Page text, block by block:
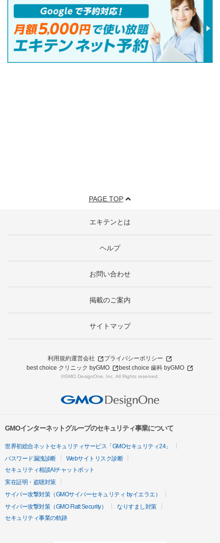
PAGE TOP
エキテンとは
ヘルプ
お問い合わせ
掲載のご案内
サイトマップ
利用規約運営会社
プライバシーポリシー
best choice クリニック byGMO
best choice 歯科 byGMO
©GMO DesignOne, Inc. All Rights reserved.
GMOインターネットグループのセキュリティ事業について
世界初総合ネットセキュリティサービス「GMOセキュリティ24」
パスワード漏洩診断
Webサイトリスク診断
セキュリティ相談AIチャットボット
実在証明・盗聴対策
サイバー攻撃対策（GMOサイバーセキュリティ byイエラエ）
サイバー攻撃対策（GMO Flatt Security）
なりすまし対策
セキュリティ事業の軌跡